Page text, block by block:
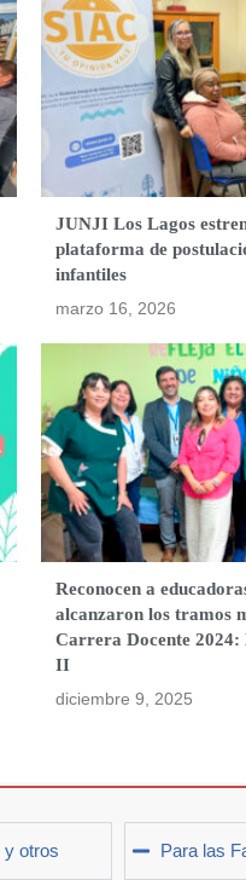
JUNJI Los Lagos
plataforma de
infantiles
marzo 16, 2026
Reconocen a
alcanzaron los tramos
Carrera Docente
II
diciembre 9, 2025
y otros Para las